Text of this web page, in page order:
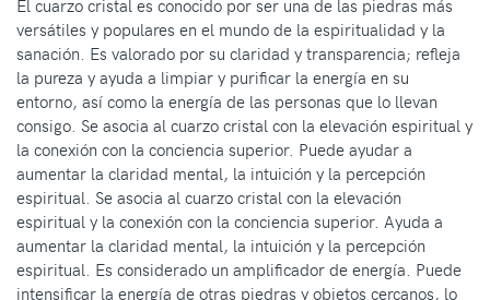
El cuarzo cristal es conocido por ser una de las piedras más
versátiles y populares en el mundo de la espiritualidad y la
sanación. Es valorado por su claridad y transparencia; refleja
la pureza y ayuda a limpiar y purificar la energía en su
entorno, así como la energía de las personas que lo llevan
consigo. Se asocia al cuarzo cristal con la elevación espiritual y
la conexión con la conciencia superior. Puede ayudar a
aumentar la claridad mental, la intuición y la percepción
espiritual. Se asocia al cuarzo cristal con la elevación
espiritual y la conexión con la conciencia superior. Ayuda a
aumentar la claridad mental, la intuición y la percepción
espiritual. Es considerado un amplificador de energía. Puede
intensificar la energía de otras piedras y objetos cercanos, lo